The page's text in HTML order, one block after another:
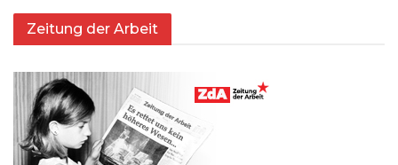
Zeitung der Arbeit